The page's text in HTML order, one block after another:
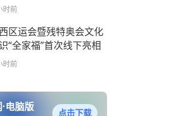
时前
区运会暨残特奥会文化
“全家福”首次线下亮相
时前
电脑版 点击下载